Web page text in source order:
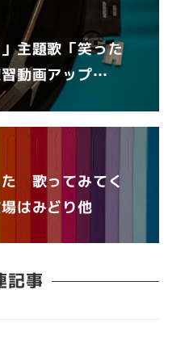
主題歌「笑った
習動画アップ…
歌ってみてく
はみどり他
記事